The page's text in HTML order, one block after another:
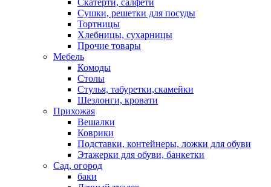
Скатерти, салфети
Сушки, решетки для посуды
Тортницы
Хлебницы, сухарницы
Прочие товары
Мебель
Комоды
Столы
Стулья, табуретки,скамейки
Шезлонги, кровати
Прихожая
Вешалки
Коврики
Подставки, контейнеры, ложки для обуви
Этажерки для обуви, банкетки
Сад, огород
баки